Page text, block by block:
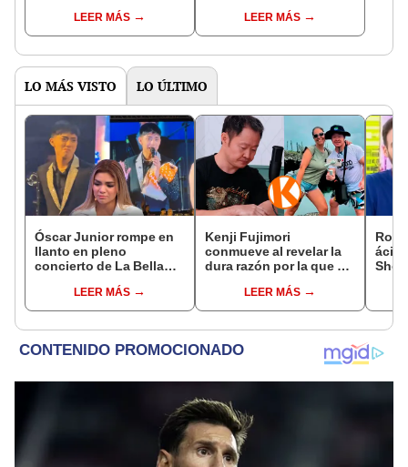
Enanitos Verdes?
LEER MÁS
nivel nacional?
LEER MÁS
LO MÁS VISTO LO ÚLTIMO
Óscar Junior rompe en
llanto en pleno
concierto de La Bella
denuncia de Naldy
Saldaña
LEER MÁS
Kenji Fujimori
conmueve al revelar la
dura razón por la que no
esposa Erika Muñóz: "El
proceso judicial"
LEER MÁS
has